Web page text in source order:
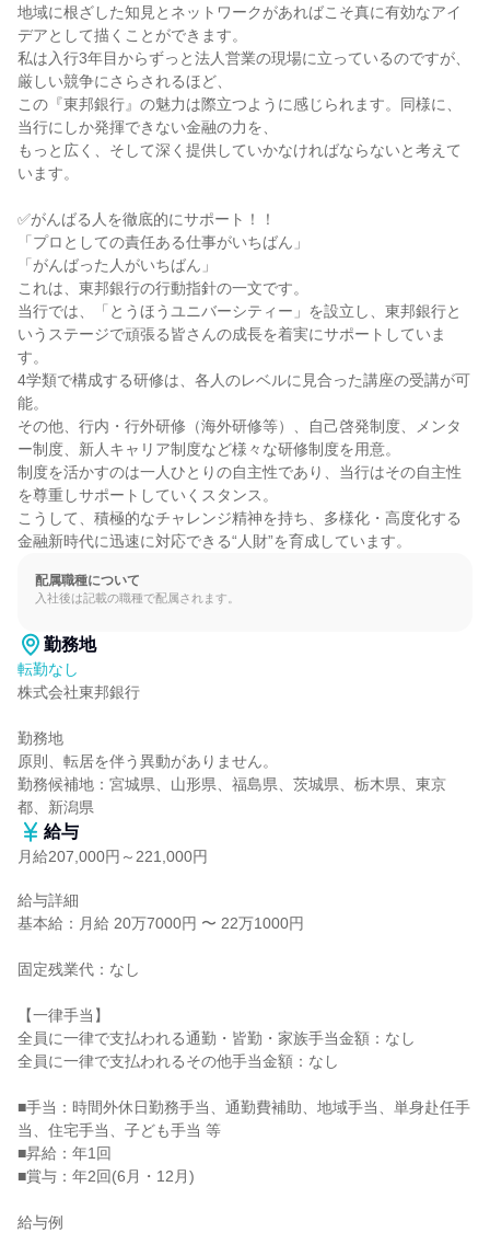
地域に根ざした知見とネットワークがあればこそ真に有効なアイ
デアとして描くことができます。
私は入行3年目からずっと法人営業の現場に立っているのですが、
厳しい競争にさらされるほど、
この『東邦銀行』の魅力は際立つように感じられます。同様に、
当行にしか発揮できない金融の力を、
もっと広く、そして深く提供していかなければならないと考えて
います。
✅がんばる人を徹底的にサポート！！
「プロとしての責任ある仕事がいちばん」
「がんばった人がいちばん」
これは、東邦銀行の行動指針の一文です。
当行では、「とうほうユニバーシティー」を設立し、東邦銀行と
いうステージで頑張る皆さんの成長を着実にサポートしていま
す。
4学類で構成する研修は、各人のレベルに見合った講座の受講が可
能。
その他、行内・行外研修（海外研修等）、自己啓発制度、メンタ
ー制度、新人キャリア制度など様々な研修制度を用意。
制度を活かすのは一人ひとりの自主性であり、当行はその自主性
を尊重しサポートしていくスタンス。
こうして、積極的なチャレンジ精神を持ち、多様化・高度化する
金融新時代に迅速に対応できる“人財”を育成しています。
配属職種について
入社後は記載の職種で配属されます。
勤務地
転勤なし
株式会社東邦銀行
勤務地
原則、転居を伴う異動がありません。
勤務候補地：宮城県、山形県、福島県、茨城県、栃木県、東京
都、新潟県
給与
月給207,000円～221,000円
給与詳細
基本給：月給 20万7000円 〜 22万1000円
固定残業代：なし
【一律手当】
全員に一律で支払われる通勤・皆勤・家族手当金額：なし
全員に一律で支払われるその他手当金額：なし
■手当：時間外休日勤務手当、通勤費補助、地域手当、単身赴任手
当、住宅手当、子ども手当 等
■昇給：年1回
■賞与：年2回(6月・12月)
給与例